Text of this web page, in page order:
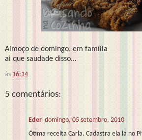
Almoço de domingo, em família
ai que saudade disso...
às 16:14
5 comentários:
Eder domingo, 05 setembro, 2010
Ótima receita Carla. Cadastra ela lá no